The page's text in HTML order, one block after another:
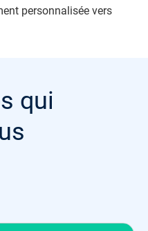
personnalisée vers
qui